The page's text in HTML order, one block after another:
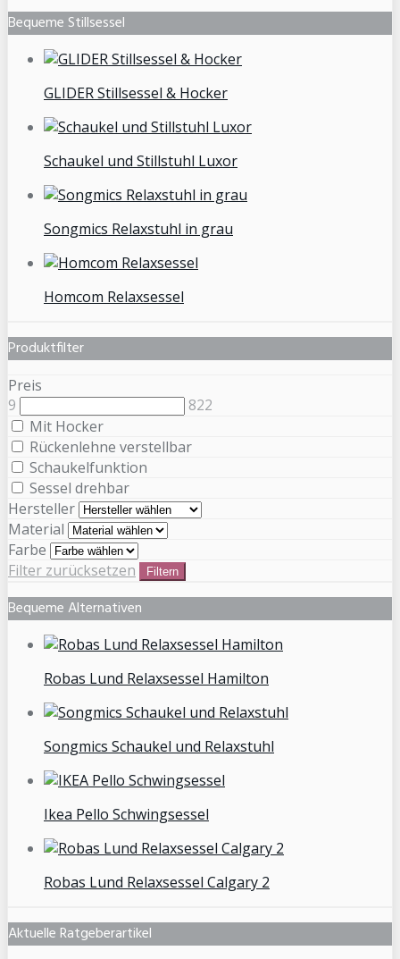
Bequeme Stillsessel
GLIDER Stillsessel & Hocker
Schaukel und Stillstuhl Luxor
Songmics Relaxstuhl in grau
Homcom Relaxsessel
Produktfilter
Preis
9
822
Mit Hocker
Rückenlehne verstellbar
Schaukelfunktion
Sessel drehbar
Hersteller
Material
Farbe
Filter zurücksetzen
Filtern
Bequeme Alternativen
Robas Lund Relaxsessel Hamilton
Songmics Schaukel und Relaxstuhl
Ikea Pello Schwingsessel
Robas Lund Relaxsessel Calgary 2
Aktuelle Ratgeberartikel